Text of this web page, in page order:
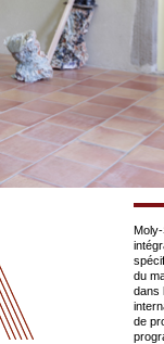
du
dans
de